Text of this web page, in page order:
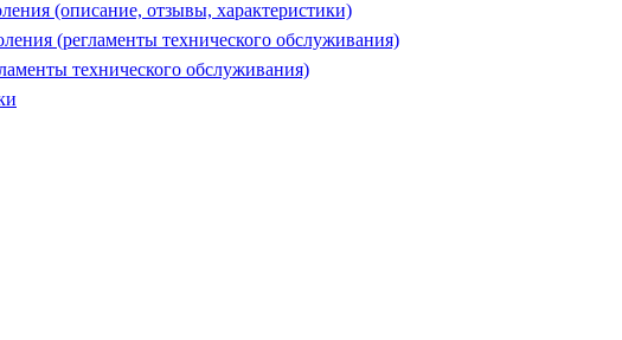
(описание, отзывы, характеристики)
(регламенты технического обслуживания)
технического обслуживания)